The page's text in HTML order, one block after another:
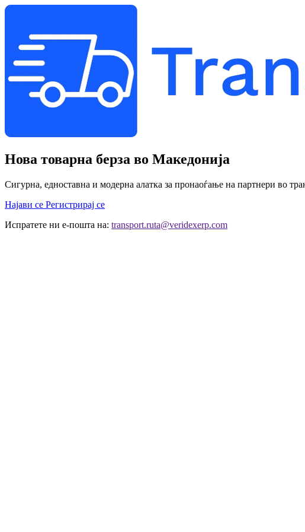
Нова товарна берза во Македонија
Сигурна, едноставна и модерна алатка за пронаоѓање на партнери во
Најави се Регистрирај се
Испратете ни е-пошта на: transport.ruta@veridexerp.com